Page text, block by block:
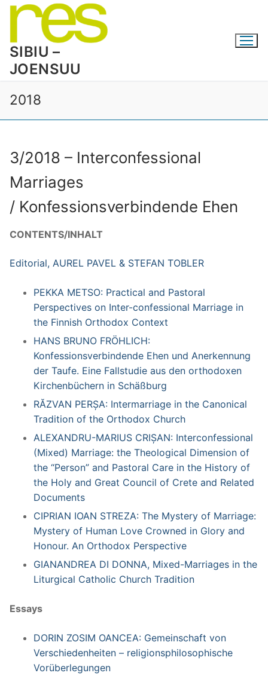
Skip
SIBIU –
JOENSUU
2018
3/2018 – Interconfessional
Marriages
/ Konfessionsverbindende Ehen
CONTENTS/INHALT
Editorial, AUREL PAVEL & STEFAN TOBLER
PEKKA METSO: Practical and Pastoral
Perspectives on Inter-confessional Marriage in
the Finnish Orthodox Context
HANS BRUNO FRÖHLICH:
Konfessionsverbindende Ehen und Anerkennung
der Taufe. Eine Fallstudie aus den orthodoxen
Kirchenbüchern in Schäßburg
RĂZVAN PERȘA: Intermarriage in the Canonical
Tradition of the Orthodox Church
ALEXANDRU-MARIUS CRIȘAN: Interconfessional
(Mixed) Marriage: the Theological Dimension of
the “Person” and Pastoral Care in the History of
the Holy and Great Council of Crete and Related
Documents
CIPRIAN IOAN STREZA: The Mystery of Marriage:
Mystery of Human Love Crowned in Glory and
Honour. An Orthodox Perspective
GIANANDREA DI DONNA, Mixed-Marriages in the
Liturgical Catholic Church Tradition
Essays
DORIN ZOSIM OANCEA: Gemeinschaft von
Verschiedenheiten – religionsphilosophische
Vorüberlegungen